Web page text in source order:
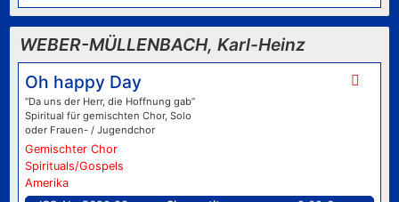
WEBER-MÜLLENBACH, Karl-Heinz
Oh happy Day
“Da uns der Herr, die Hoffnung gab”
Spiritual für gemischten Chor, Solo
oder Frauen- / Jugendchor
Gemischter Chor
Spirituals/Gospels
Amerika